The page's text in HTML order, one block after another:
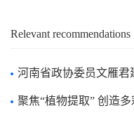
Relevant recommendations
河南省政协委员文雁
聚焦“植物提取” 创造